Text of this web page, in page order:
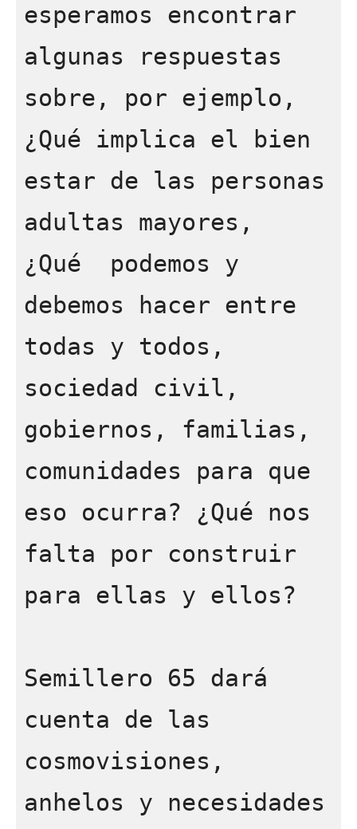
esperamos encontrar
algunas respuestas
sobre, por ejemplo,
¿Qué implica el bien
estar de las personas
adultas mayores,
¿Qué  podemos y
debemos hacer entre
todas y todos,
sociedad civil,
gobiernos, familias,
comunidades para que
eso ocurra? ¿Qué nos
falta por construir
para ellas y ellos?
Semillero 65 dará
cuenta de las
cosmovisiones,
anhelos y necesidades